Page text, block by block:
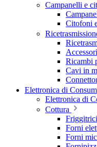
Campanelli e
Citofoni
Ricambi
Cavi in
Elettronica di
Elettronica di
Cottura
Forni
Forni